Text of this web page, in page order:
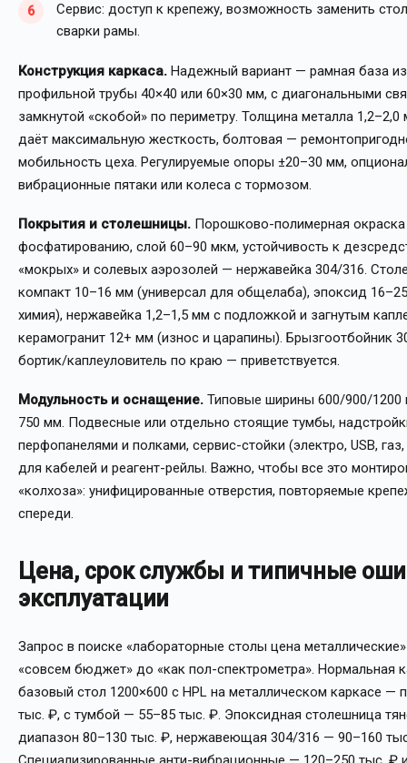
Сервис: доступ к крепежу, возможность заменить
сварки рамы.
Конструкция каркаса. Надежный вариант — рамная база
профильной трубы 40×40 или 60×30 мм, с диагональными
замкнутой «скобой» по периметру. Толщина металла
даёт максимальную жесткость, болтовая —
мобильность цеха. Регулируемые опоры ±20–30 мм,
вибрационные пятаки или колеса с тормозом.
Покрытия и столешницы. Порошково-полимерная
фосфатированию, слой 60–90 мкм, устойчивость к
«мокрых» и солевых аэрозолей — нержавейка 304/316.
компакт 10–16 мм (универсал для общелаба), эпоксид
химия), нержавейка 1,2–1,5 мм с подложкой и загнутым
керамогранит 12+ мм (износ и царапины). Брызгоотбойник
бортик/каплеуловитель по краю — приветствуется.
Модульность и оснащение. Типовые ширины 600/900/1200
750 мм. Подвесные или отдельно стоящие тумбы,
перфопанелями и полками, сервис-стойки (электро, USB,
для кабелей и реагент-рейлы. Важно, чтобы все это
«колхоза»: унифицированные отверстия, повторяемые
спереди.
Цена, срок службы и типичные
эксплуатации
Запрос в поиске «лабораторные столы цена
«совсем бюджет» до «как пол-спектрометра». Нормальная
базовый стол 1200×600 с HPL на металлическом каркасе —
тыс. ₽, с тумбой — 55–85 тыс. ₽. Эпоксидная столешница
диапазон 80–130 тыс. ₽, нержавеющая 304/316 — 90–160